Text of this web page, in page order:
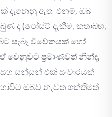
දැනෙනු ඇත. එනම්, ඔබ
ද (පෝස්ට් දැකීම, කතාබහ,
සැබෑ විවේකයක් හෝ
වෙනුවට ප්‍රමාණවත් නින්ද,
සන්සුන් එක් සංචාරයක්
ඔබව නැවත ශක්තිමත්